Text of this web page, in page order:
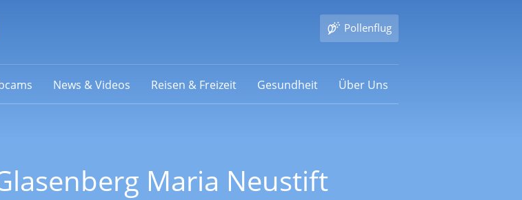
Pollenflug
News & Videos Reisen & Freizeit Gesundheit Über Uns
Maria Neustift